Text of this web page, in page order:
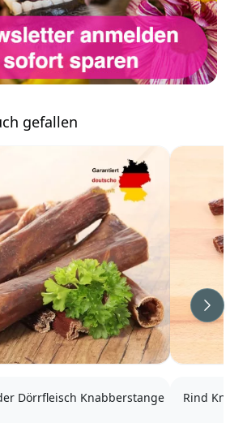
gefallen
Dörrfleisch Knabberstange
Rind